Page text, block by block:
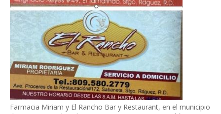
Farmacia Miriam y El Rancho Bar y Restaurant, en el municipio